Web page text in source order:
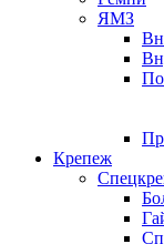
ЯМЗ
Крепеж